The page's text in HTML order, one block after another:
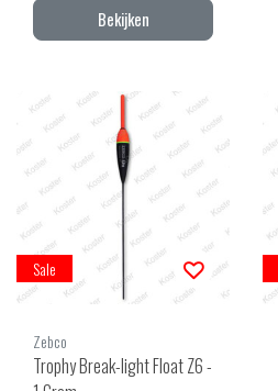
Bekijken
Sale
Zebco
Trophy Break-light Float Z6 -